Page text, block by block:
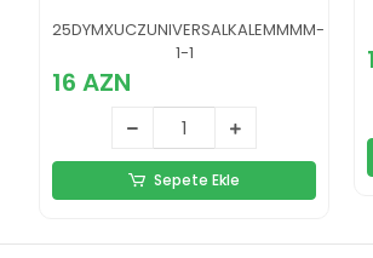
Kullanım Yeni Nesil
25DYMXUCZUNIVERSALKALEMMMM-
1-1
16 AZN
Sepete Ekle